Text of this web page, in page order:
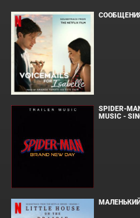
SPIDER-
MUSIC -